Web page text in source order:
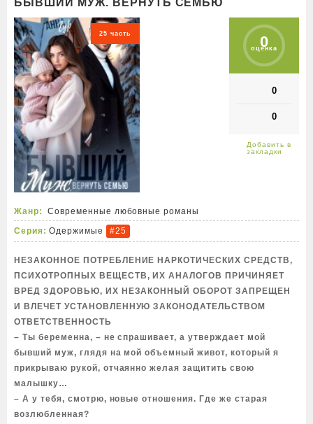
БЫВШИЙ МУЖ. ВЕРНУТЬ СЕМЬЮ
25 часть 0
оценка
0
0
Жанр:
Современные любовные романы
Серия: Одержимые #25
НЕЗАКОННОЕ ПОТРЕБЛЕНИЕ НАРКОТИЧЕСКИХ СРЕДСТВ,
ПСИХОТРОПНЫХ ВЕЩЕСТВ, ИХ АНАЛОГОВ ПРИЧИНЯЕТ
ВРЕД ЗДОРОВЬЮ, ИХ НЕЗАКОННЫЙ ОБОРОТ ЗАПРЕЩЕН
И ВЛЕЧЕТ УСТАНОВЛЕННУЮ ЗАКОНОДАТЕЛЬСТВОМ
ОТВЕТСТВЕННОСТЬ
– Ты беременна, – не спрашивает, а утверждает мой
бывший муж, глядя на мой объемный живот, который я
прикрываю рукой, отчаянно желая защитить свою
малышку…
– А у тебя, смотрю, новые отношения. Где же старая
возлюбленная?